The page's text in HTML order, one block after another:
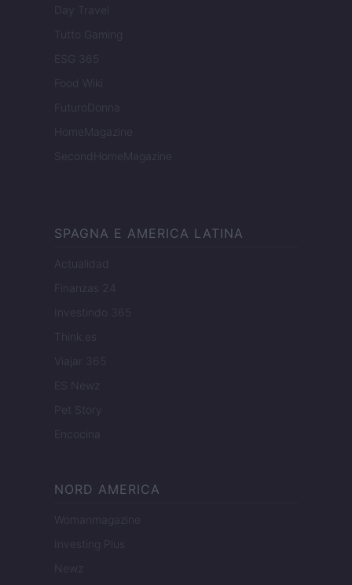
Day Travel
Tutto Gaming
ESG 365
Food Wiki
FuturoDonna
HomeMagazine
SecondHomeMagazine
SPAGNA E AMERICA LATINA
Actualidad
Finanzas 24
Investindo 365
Think.es
Viajar 365
ES Newz
Pet Story
Encocina
NORD AMERICA
Womanmagazine
Investing Plus
Newz